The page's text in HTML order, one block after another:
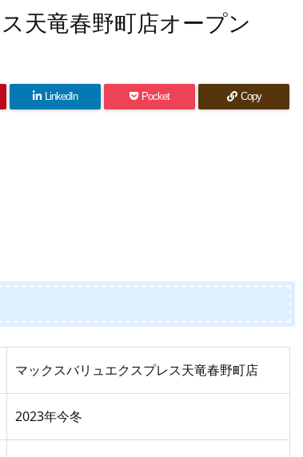
天竜春野町店オープン
LinkedIn Pocket Copy
マックスバリュエクスプレス天竜春野町店
2023年今冬